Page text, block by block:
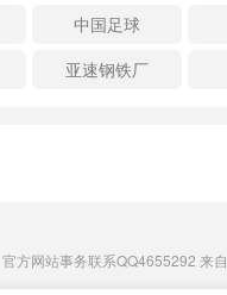
中国足球
亚速钢铁厂
官方网站事务联系QQ4655292 来自